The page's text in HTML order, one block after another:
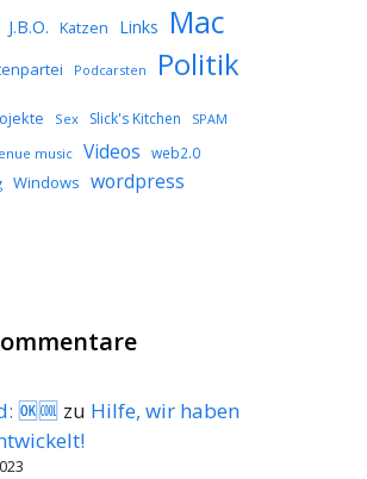
J.B.O. Katzen Links Mac
Podcarsten Politik
Sex Slick's Kitchen SPAM
music Videos web2.0
Windows wordpress
🆗🆒 zu Hilfe, wir haben